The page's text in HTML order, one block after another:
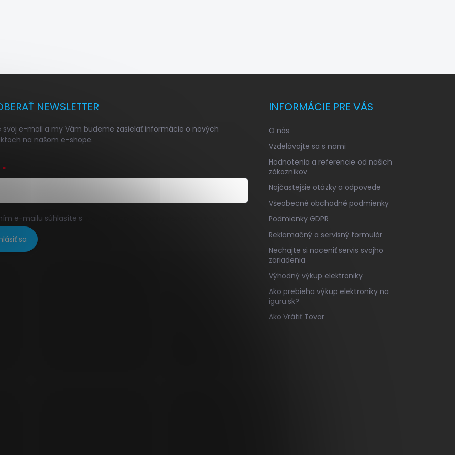
NEWSLETTER
svoj e-mail a my Vám budeme zasielať informácie o nových
na našom e-shope.
e-mailu súhlasíte s
sa
INFORMÁCIE PRE VÁS
O nás
Vzdelávajte sa s nami
Hodnotenia a referencie od našich
zákazníkov
Najčastejšie otázky a odpovede
Všeobecné obchodné podmienky
Podmienky GDPR
Reklamačný a servisný formulár
Nechajte si naceniť servis svojho
zariadenia
Výhodný výkup elektroniky
Ako prebieha výkup elektroniky na
iguru.sk?
Ako Vrátiť Tovar